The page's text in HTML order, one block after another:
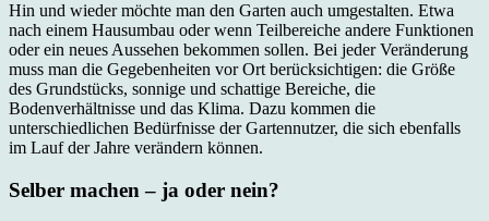
Hin und wieder möchte man den Garten auch umgestalten. Etwa
nach einem Hausumbau oder wenn Teilbereiche andere Funktionen
oder ein neues Aussehen bekommen sollen. Bei jeder Veränderung
muss man die Gegebenheiten vor Ort berücksichtigen: die Größe
des Grundstücks, sonnige und schattige Bereiche, die
Bodenverhältnisse und das Klima. Dazu kommen die
unterschiedlichen Bedürfnisse der Gartennutzer, die sich ebenfalls
im Lauf der Jahre verändern können.
Selber machen – ja oder nein?